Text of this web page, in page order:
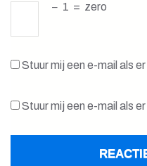
− 1 = zero
Stuur mij een e-mail als
Stuur mij een e-mail als